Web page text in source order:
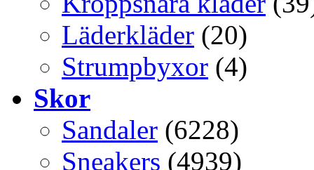
Läderkläder (20)
Strumpbyxor (4)
Skor
Sandaler (6228)
Sneakers (4939)